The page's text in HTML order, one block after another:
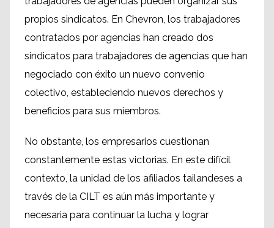
propios sindicatos. En Chevron, los trabajadores
contratados por agencias han creado dos
sindicatos para trabajadores de agencias que han
negociado con éxito un nuevo convenio
colectivo, estableciendo nuevos derechos y
beneficios para sus miembros.
No obstante, los empresarios cuestionan
constantemente estas victorias. En este difícil
contexto, la unidad de los afiliados tailandeses a
través de la CILT es aún más importante y
necesaria para continuar la lucha y lograr